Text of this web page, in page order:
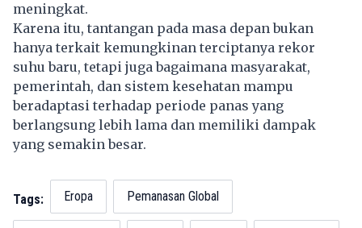
meningkat.
Karena itu, tantangan pada masa depan bukan
hanya terkait kemungkinan terciptanya rekor
suhu baru, tetapi juga bagaimana masyarakat,
pemerintah, dan sistem kesehatan mampu
beradaptasi terhadap periode panas yang
berlangsung lebih lama dan memiliki dampak
yang semakin besar.
Tags: Eropa Pemanasan Global